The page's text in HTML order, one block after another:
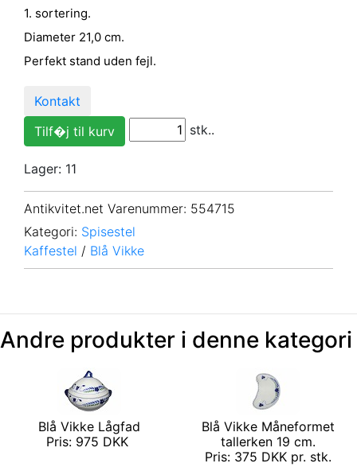
1. sortering.
Diameter 21,0 cm.
Perfekt stand uden fejl.
Kontakt
stk..
Lager: 11
Antikvitet.net Varenummer: 554715
Kategori: Spisestel
Kaffestel / Blå Vikke
Andre produkter i denne kategori
Blå Vikke Lågfad
Pris: 975 DKK
Blå Vikke Måneformet
tallerken 19 cm.
Pris: 375 DKK pr. stk.